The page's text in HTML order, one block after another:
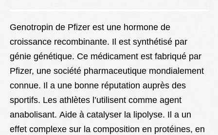
Genotropin de Pfizer est une hormone de
croissance recombinante. Il est synthétisé par
génie génétique. Ce médicament est fabriqué par
Pfizer, une société pharmaceutique mondialement
connue. Il a une bonne réputation auprès des
sportifs. Les athlètes l’utilisent comme agent
anabolisant. Aide à catalyser la lipolyse. Il a un
effet complexe sur la composition en protéines, en